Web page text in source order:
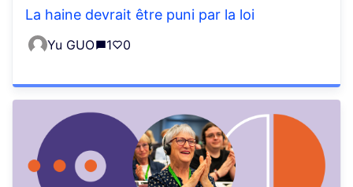
La haine devrait être puni par la loi
Yu GUO 1 0